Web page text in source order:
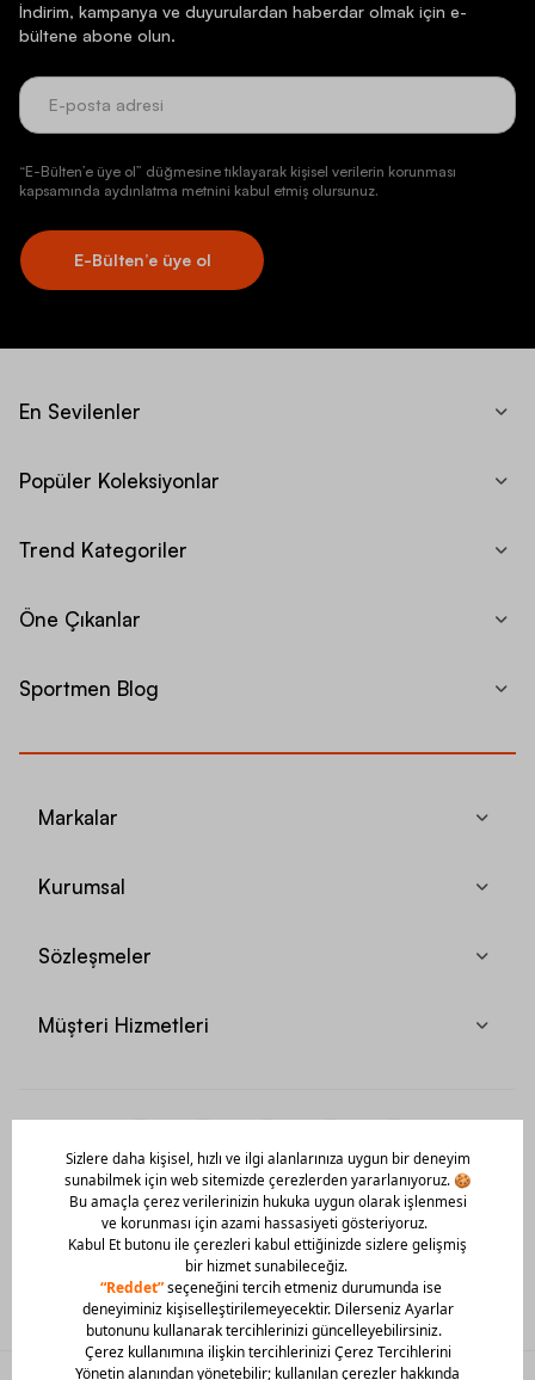
İndirim, kampanya ve duyurulardan haberdar olmak için e-
bültene abone olun.
“E-Bülten’e üye ol” düğmesine tıklayarak kişisel verilerin korunması
kapsamında aydınlatma metnini kabul etmiş olursunuz.
E-Bülten’e üye ol
En Sevilenler
Popüler Koleksiyonlar
Trend Kategoriler
Öne Çıkanlar
Sportmen Blog
Markalar
Kurumsal
Sözleşmeler
Müşteri Hizmetleri
Mobil Uygulamamızı Hemen İndir!